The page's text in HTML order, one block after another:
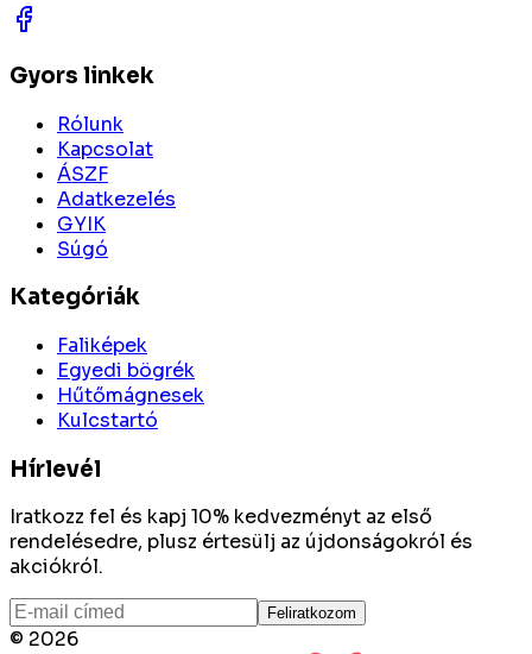
Gyors linkek
Rólunk
Kapcsolat
ÁSZF
Adatkezelés
GYIK
Súgó
Kategóriák
Faliképek
Egyedi bögrék
Hűtőmágnesek
Kulcstartó
Hírlevél
Iratkozz fel és kapj 10% kedvezményt az első
rendelésedre, plusz értesülj az újdonságokról és
akciókról.
Feliratkozom
© 2026